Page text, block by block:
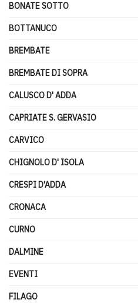
BONATE SOTTO
BOTTANUCO
BREMBATE
BREMBATE DI SOPRA
CALUSCO D' ADDA
CAPRIATE S. GERVASIO
CARVICO
CHIGNOLO D' ISOLA
CRESPI D'ADDA
CRONACA
CURNO
DALMINE
EVENTI
FILAGO